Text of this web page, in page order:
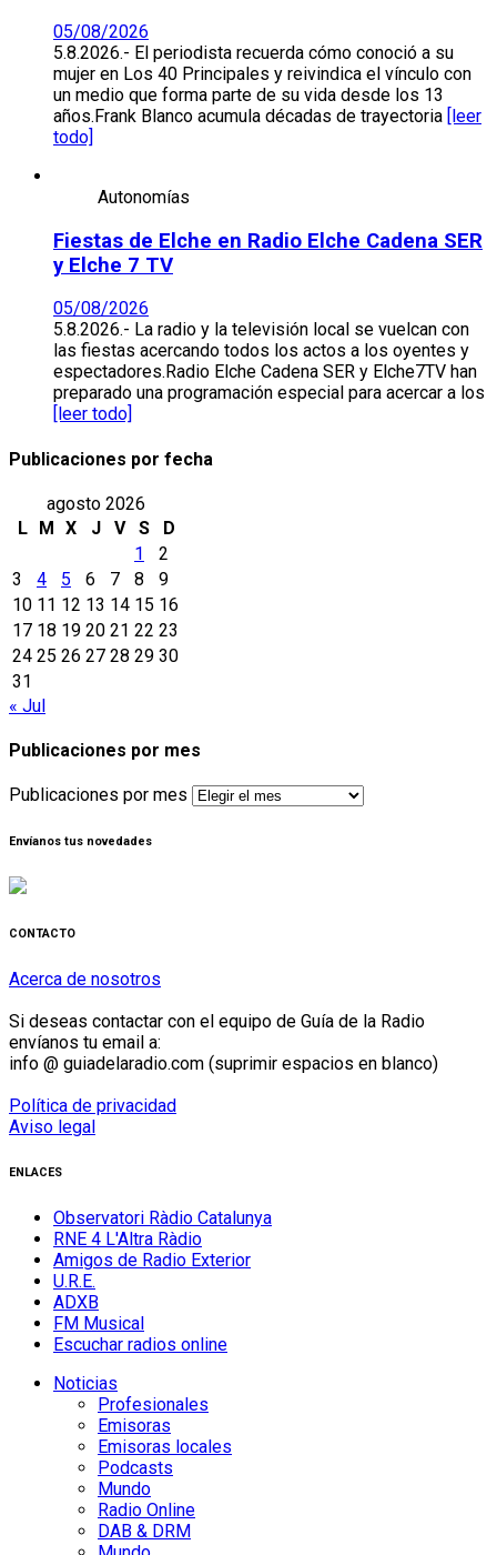
05/08/2026
5.8.2026.- El periodista recuerda cómo conoció a su
mujer en Los 40 Principales y reivindica el vínculo con
un medio que forma parte de su vida desde los 13
años.Frank Blanco acumula décadas de trayectoria [leer
todo]
Autonomías
Fiestas de Elche en Radio Elche Cadena SER
y Elche 7 TV
05/08/2026
5.8.2026.- La radio y la televisión local se vuelcan con
las fiestas acercando todos los actos a los oyentes y
espectadores.Radio Elche Cadena SER y Elche7TV han
preparado una programación especial para acercar a los
[leer todo]
Publicaciones por fecha
agosto 2026
L
M X J V S
D
1
2
3
4 5 6 7 8
9
10 11 12 13 14 15 16
17 18 19 20 21 22 23
24 25 26 27 28 29 30
31
« Jul
Publicaciones por mes
Publicaciones por mes
Envíanos tus novedades
CONTACTO
Acerca de nosotros
Si deseas contactar con el equipo de Guía de la Radio
envíanos tu email a:
info @ guiadelaradio.com (suprimir espacios en blanco)
Política de privacidad
Aviso legal
ENLACES
Observatori Ràdio Catalunya
RNE 4 L'Altra Ràdio
Amigos de Radio Exterior
U.R.E.
ADXB
FM Musical
Escuchar radios online
Noticias
Profesionales
Emisoras
Emisoras locales
Podcasts
Mundo
Radio Online
DAB & DRM